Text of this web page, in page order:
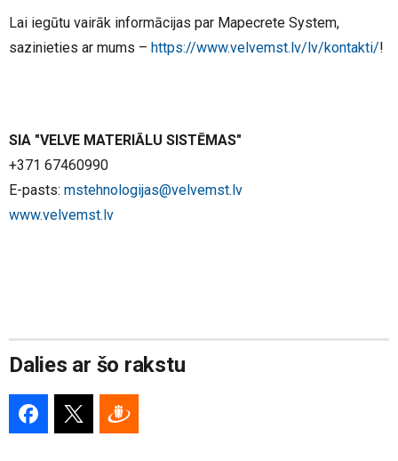
Lai iegūtu vairāk informācijas par Mapecrete System,
sazinieties ar mums – https://www.velvemst.lv/lv/kontakti/!
SIA "VELVE MATERIĀLU SISTĒMAS"
+371 67460990
E-pasts: mstehnologijas@velvemst.lv
www.velvemst.lv
Dalies ar šo rakstu